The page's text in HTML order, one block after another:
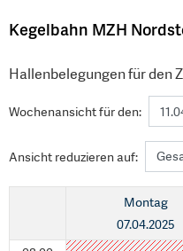
Kegelbahn MZH
Hallenbelegungen für den
Wochenansicht für den:
Ansicht reduzieren auf:
Montag
07.04.2025